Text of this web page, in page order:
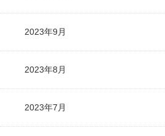
2023年9月
2023年8月
2023年7月